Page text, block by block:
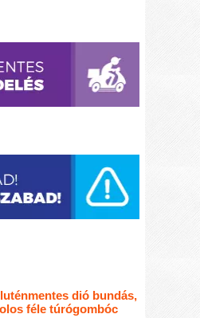
dió bundás,
féle túrógombóc